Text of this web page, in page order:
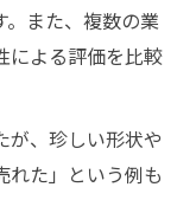
また、複数の業
による評価を比較
が、珍しい形状や
れた」という例も